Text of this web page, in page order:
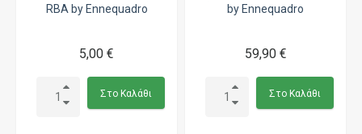
RBA by Ennequadro
5,00 €
Στο Καλάθι
by Ennequadro
59,90 €
Στο Καλάθι